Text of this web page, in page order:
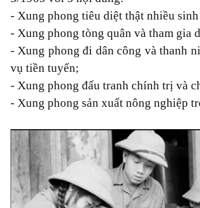
- Xung phong tiêu diệt thật nhiều
- Xung phong tòng quân và tham gia
- Xung phong đi dân công và thanh
vụ tiền tuyến;
- Xung phong đấu tranh chính trị và
- Xung phong sản xuất nông nghiệp